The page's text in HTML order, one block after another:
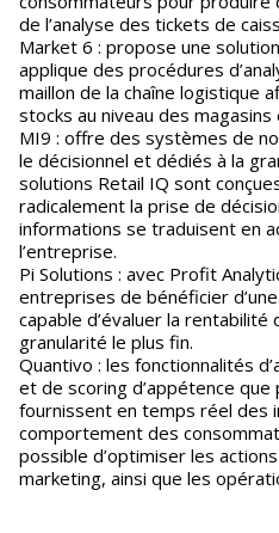
de l’analyse des tickets de
Market 6 : propose une
applique des procédures
maillon de la chaîne logistique
stocks au niveau des
MI9 : offre des systèmes de
le décisionnel et dédiés à la
solutions Retail IQ sont
radicalement la prise de
informations se traduisent en
l’entreprise.
Pi Solutions : avec Profit
entreprises de bénéficier
capable d’évaluer la
granularité le plus fin.
Quantivo : les fonctionnalités
et de scoring d’appétence
fournissent en temps réel des
comportement des
possible d’optimiser les
marketing, ainsi que les